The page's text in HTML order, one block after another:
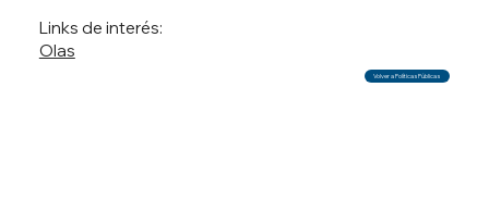
Links de interés:
Olas
Volver a Políticas Públicas